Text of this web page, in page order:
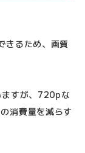
きるため、画質
すが、720pな
消費量を減らす